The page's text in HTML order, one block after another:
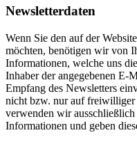
Newsletterdaten
Wenn Sie den auf der
möchten, benötigen wir von
Informationen, welche uns
Inhaber der angegebenen E-
Empfang des Newsletters
nicht bzw. nur auf freiwilliger
verwenden wir
Informationen und geben